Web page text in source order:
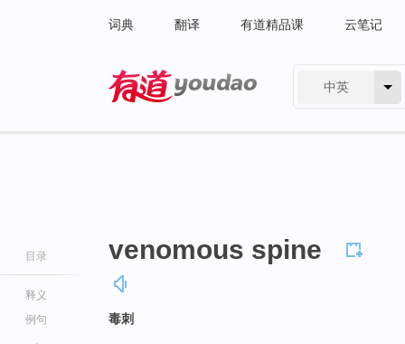
词典 翻译 有道精品课 云笔记
中英
目录
释义
例句
venomous spine
毒刺